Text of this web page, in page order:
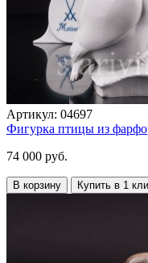
Артикул: 04697
Фигурка птицы из
74 000 руб.
В корзину Купить в 1